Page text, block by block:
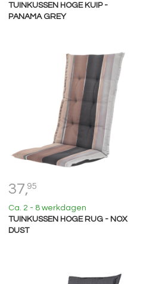
TUINKUSSEN HOGE KUIP -
PANAMA GREY
37,95
Ca. 2 - 8 werkdagen
TUINKUSSEN HOGE RUG - NOX
DUST